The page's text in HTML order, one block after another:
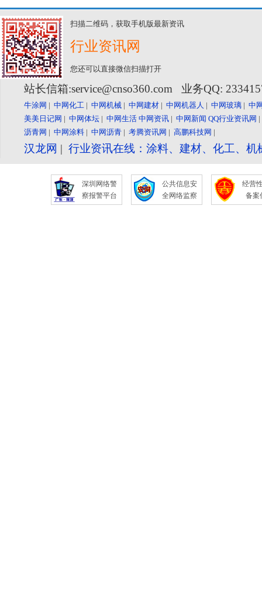
扫描二维码，获取手机版最新资讯
行业资讯网
您还可以直接微信扫描打开
站长信箱:service@cnso360.com 业务QQ:
牛涂网 | 中网化工 | 中网机械 | 中网建材 | 中网机器人 | 中网玻璃 | 中
美美日记网 | 中网体坛 | 中网生活 中网资讯 | 中网新闻 QQ行业资讯网
沥青网 | 中网涂料 | 中网沥青 | 考腾资讯网 | 高鹏科技网 |
汉龙网 | 行业资讯在线：涂料、建材、化工、
深圳网络警
察报警平台
公共信息安
全网络监察
经营
备案